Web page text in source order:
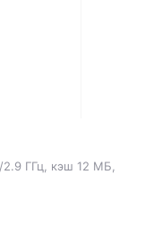
2.9 ГГц, кэш 12 МБ,